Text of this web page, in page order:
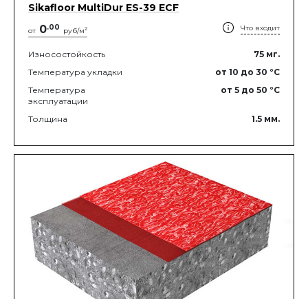
Sikafloor MultiDur ES-39 ECF
от 0.00 руб/м2 Что входит
Износостойкость 75 мг.
Температура укладки
от 10 до 30 °C
Температура
эксплуатации
от 5 до 50 °C
Толщина 1.5 мм.